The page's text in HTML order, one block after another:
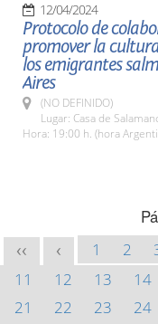
12/04/2024
Protocolo de
promover la
los emigrantes
Aires
(NO DEFINIDO)
Lugar: Casa de
Hora: 19:00 h. (hora
<< < 1 2
11
12 13 14
21
22 23 24